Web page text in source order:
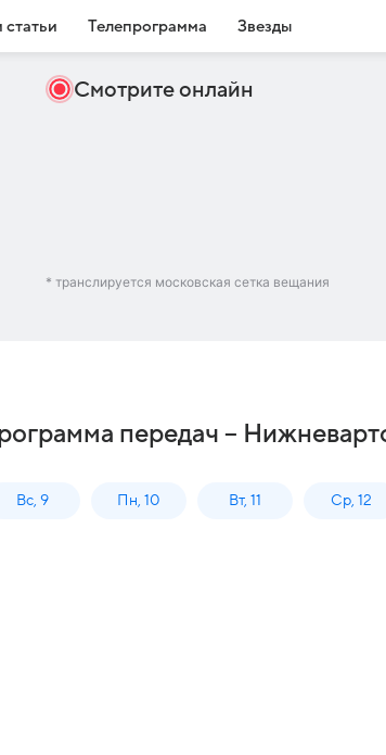
статьи Телепрограмма Звезды
Смотрите онлайн
* транслируется московская сетка вещания
передач –
Вс, 9 Пн, 10 Вт, 11 Ср, 12